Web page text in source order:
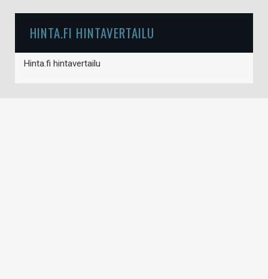
HINTA.FI HINTAVERTAILU
Hinta.fi hintavertailu